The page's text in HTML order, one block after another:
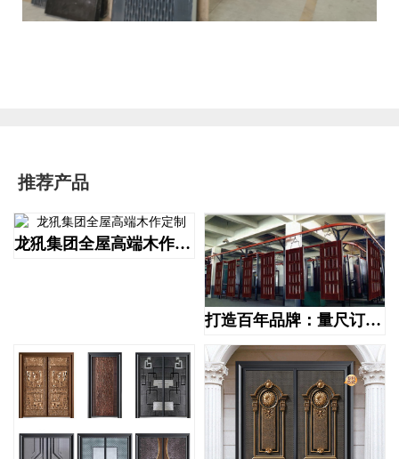
推荐产品
龙犼集团全屋高端木作定制
打造百年品牌：量尺订做高端防盗门